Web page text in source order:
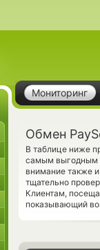
Мониторинг
Обмен
В таблице ниже
самым выгодным
внимание также
тщательно
Клиентам,
показывающий